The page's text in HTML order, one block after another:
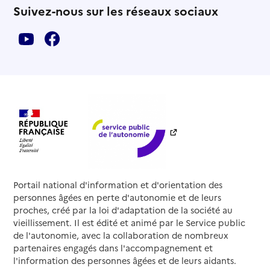
Suivez-nous sur les réseaux sociaux
Portail national d'information et d'orientation des
personnes âgées en perte d'autonomie et de leurs
proches, créé par la loi d'adaptation de la société au
vieillissement. Il est édité et animé par le Service public
de l'autonomie, avec la collaboration de nombreux
partenaires engagés dans l'accompagnement et
l'information des personnes âgées et de leurs aidants.